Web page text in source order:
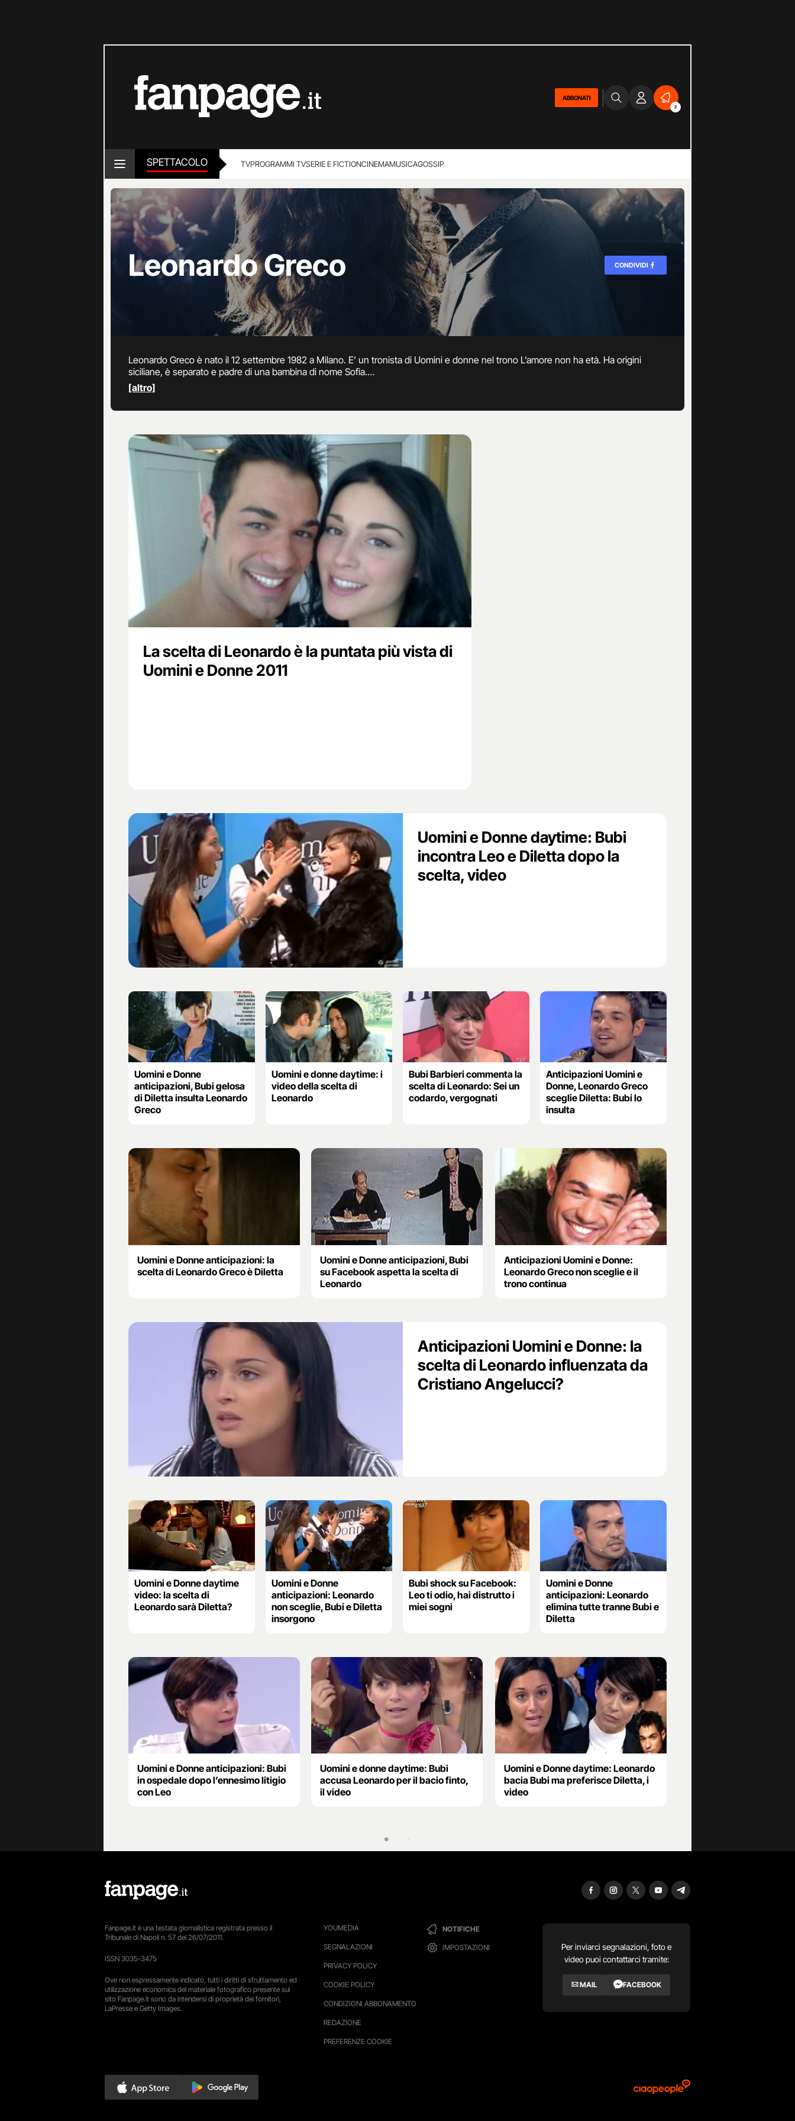
ABBONATI
2
SPETTACOLO TVPROGRAMMI TVSERIE E FICTIONCINEMAMUSICAGOSSIP
Leonardo Greco CONDIVIDI
Leonardo Greco è nato il 12 settembre 1982 a Milano. E’ un tronista di Uomini e donne nel trono L’amore non ha età. Ha origini
siciliane, è separato e padre di una bambina di nome Sofia.
Il ragazzo ha già partecipato al programma di Maria De Filippi nel 2006 quando corteggio Giada Toffano.
[altro]
La scelta di Leonardo è la puntata più vista di
Uomini e Donne 2011
Uomini e Donne daytime: Bubi
incontra Leo e Diletta dopo la
scelta, video
Uomini e Donne
anticipazioni, Bubi gelosa
di Diletta insulta Leonardo
Greco
Uomini e donne daytime: i
video della scelta di
Leonardo
Bubi Barbieri commenta la
scelta di Leonardo: Sei un
codardo, vergognati
Anticipazioni Uomini e
Donne, Leonardo Greco
sceglie Diletta: Bubi lo
insulta
Uomini e Donne anticipazioni: la
scelta di Leonardo Greco è Diletta
Uomini e Donne anticipazioni, Bubi
su Facebook aspetta la scelta di
Leonardo
Anticipazioni Uomini e Donne:
Leonardo Greco non sceglie e il
trono continua
Anticipazioni Uomini e Donne: la
scelta di Leonardo influenzata da
Cristiano Angelucci?
Uomini e Donne daytime
video: la scelta di
Leonardo sarà Diletta?
Uomini e Donne
anticipazioni: Leonardo
non sceglie, Bubi e Diletta
insorgono
Bubi shock su Facebook:
Leo ti odio, hai distrutto i
miei sogni
Uomini e Donne
anticipazioni: Leonardo
elimina tutte tranne Bubi e
Diletta
Uomini e Donne anticipazioni: Bubi
in ospedale dopo l’ennesimo litigio
con Leo
Uomini e donne daytime: Bubi
accusa Leonardo per il bacio finto,
il video
Uomini e Donne daytime: Leonardo
bacia Bubi ma preferisce Diletta, i
video
YOUMEDIA
SEGNALAZIONI
PRIVACY POLICY
COOKIE POLICY
CONDIZIONI ABBONAMENTO
REDAZIONE
PREFERENZE COOKIE
NOTIFICHE
IMPOSTAZIONI
Per inviarci segnalazioni, foto e
video puoi contattarci tramite:
MAIL FACEBOOK
Fanpage.it è una testata giornalistica registrata presso il
Tribunale di Napoli n. 57 del 26/07/2011.
ISSN 3035-3475
Ove non espressamente indicato, tutti i diritti di sfruttamento ed
utilizzazione economica del materiale fotografico presente sul
sito Fanpage.it sono da intendersi di proprietà dei fornitori,
LaPresse e Getty Images.